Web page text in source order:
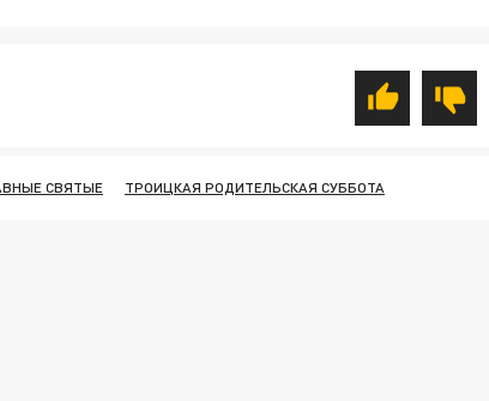
СВЯТЫЕ ТРОИЦКАЯ РОДИТЕЛЬСКАЯ СУББОТА